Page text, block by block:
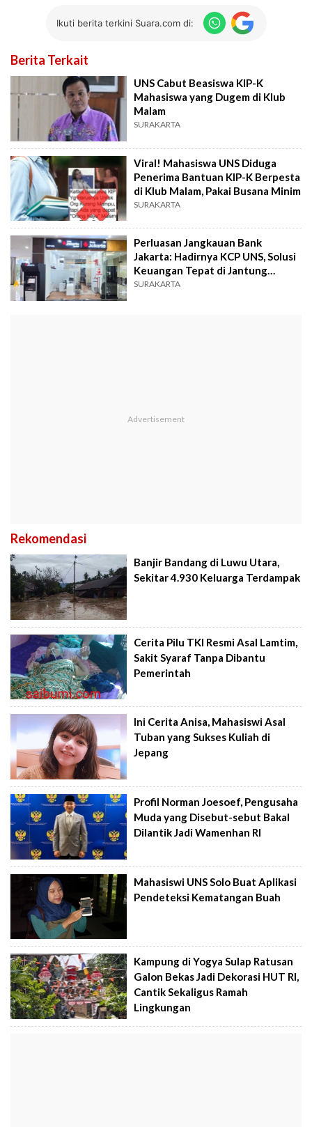
Ikuti berita terkini Suara.com di:
Berita Terkait
UNS Cabut Beasiswa KIP-K
Mahasiswa yang Dugem di Klub
Malam
SURAKARTA
Viral! Mahasiswa UNS Diduga
Penerima Bantuan KIP-K Berpesta
di Klub Malam, Pakai Busana Minim
SURAKARTA
Perluasan Jangkauan Bank
Jakarta: Hadirnya KCP UNS, Solusi
Keuangan Tepat di Jantung
Kampus
SURAKARTA
Rekomendasi
Banjir Bandang di Luwu Utara,
Sekitar 4.930 Keluarga Terdampak
Cerita Pilu TKI Resmi Asal Lamtim,
Sakit Syaraf Tanpa Dibantu
Pemerintah
Ini Cerita Anisa, Mahasiswi Asal
Tuban yang Sukses Kuliah di
Jepang
Profil Norman Joesoef, Pengusaha
Muda yang Disebut-sebut Bakal
Dilantik Jadi Wamenhan RI
Mahasiswi UNS Solo Buat Aplikasi
Pendeteksi Kematangan Buah
Kampung di Yogya Sulap Ratusan
Galon Bekas Jadi Dekorasi HUT RI,
Cantik Sekaligus Ramah
Lingkungan